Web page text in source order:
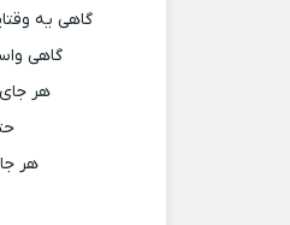
گاهی یه
گاهی
هر
هر